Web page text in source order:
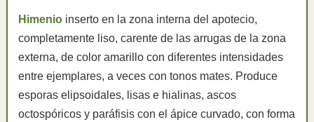
Himenio inserto en la zona interna del apotecio,
completamente liso, carente de las arrugas de la zona
externa, de color amarillo con diferentes intensidades
entre ejemplares, a veces con tonos mates. Produce
esporas elipsoidales, lisas e hialinas, ascos
octospóricos y paráfisis con el ápice curvado, con forma